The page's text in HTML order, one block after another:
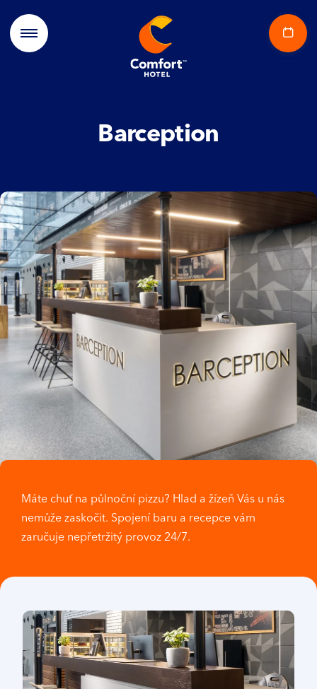
Barception
Máte chuť na půlnoční pizzu? Hlad a žízeň Vás u nás
nemůže zaskočit. Spojení baru a recepce vám
zaručuje nepřetržitý provoz 24/7.